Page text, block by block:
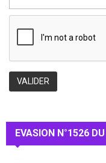
EVASION N°1526